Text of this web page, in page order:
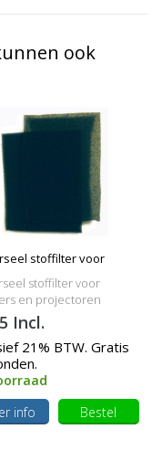
ook
stoffilter voor
stoffilter voor
en projectoren
Incl.
21% BTW. Gratis
info
Bestel